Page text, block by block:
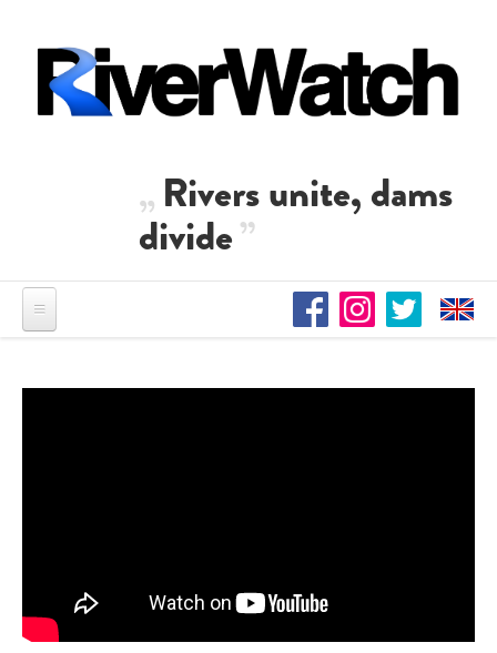
Rivers unite, dams
divide